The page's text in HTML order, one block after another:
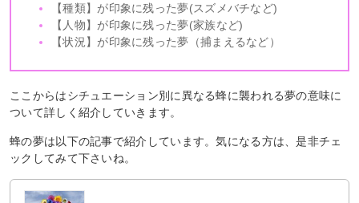
【種類】が印象に残った夢(スズメバチなど)
【人物】が印象に残った夢(家族など)
【状況】が印象に残った夢（捕まえるなど）
ここからはシチュエーション別に異なる蜂に襲われる夢の意味に
ついて詳しく紹介していきます。
蜂の夢は以下の記事で紹介しています。気になる方は、是非チェ
ックしてみて下さいね。